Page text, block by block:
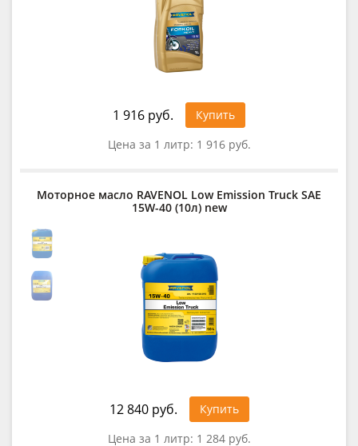
1 916 руб.
Купить
Цена за 1 литр: 1 916 руб.
Моторное масло RAVENOL Low Emission Truck SAE
15W-40 (10л) new
12 840 руб.
Купить
Цена за 1 литр: 1 284 руб.